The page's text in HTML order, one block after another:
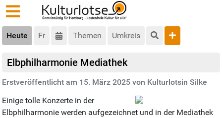
Heute Fr Themen Umkreis
Elbphilharmonie Mediathek
Erstveröffentlicht am 15. März 2025 von Kulturlotsin Silke
Einige tolle Konzerte in der
Elbphilharmonie werden aufgezeichnet und in der Mediathek